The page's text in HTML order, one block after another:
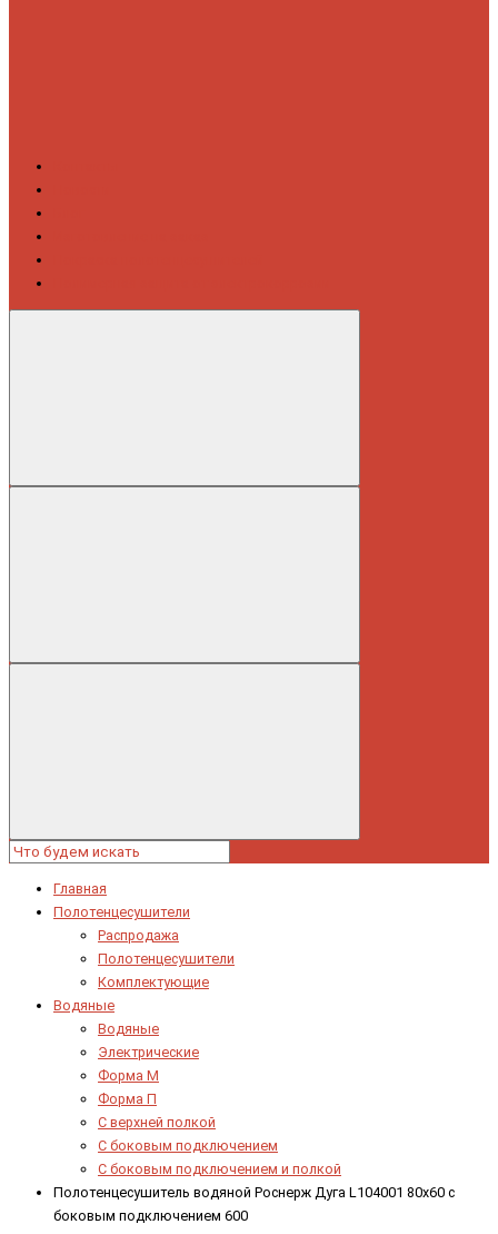
Главная
Полотенцесушители
Распродажа
Полотенцесушители
Комплектующие
Водяные
Водяные
Электрические
Форма М
Форма П
C верхней полкой
C боковым подключением
C боковым подключением и полкой
Полотенцесушитель водяной Роснерж Дуга L104001 80x60 с
боковым подключением 600